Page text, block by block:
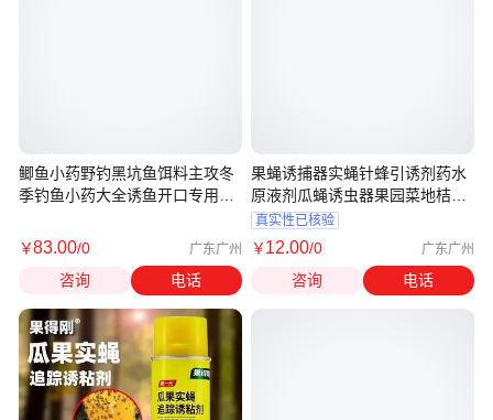
鲫鱼小药野钓黑坑鱼饵料主攻冬
季钓鱼小药大全诱鱼开口专用添
￥83.00/0 广东广州
咨询 电话
果蝇诱捕器实蝇针蜂引诱剂药水
原液剂瓜蝇诱虫器果园菜地桔小
实蝇
真实性已核验
￥12.00/0 广东广州
咨询 电话